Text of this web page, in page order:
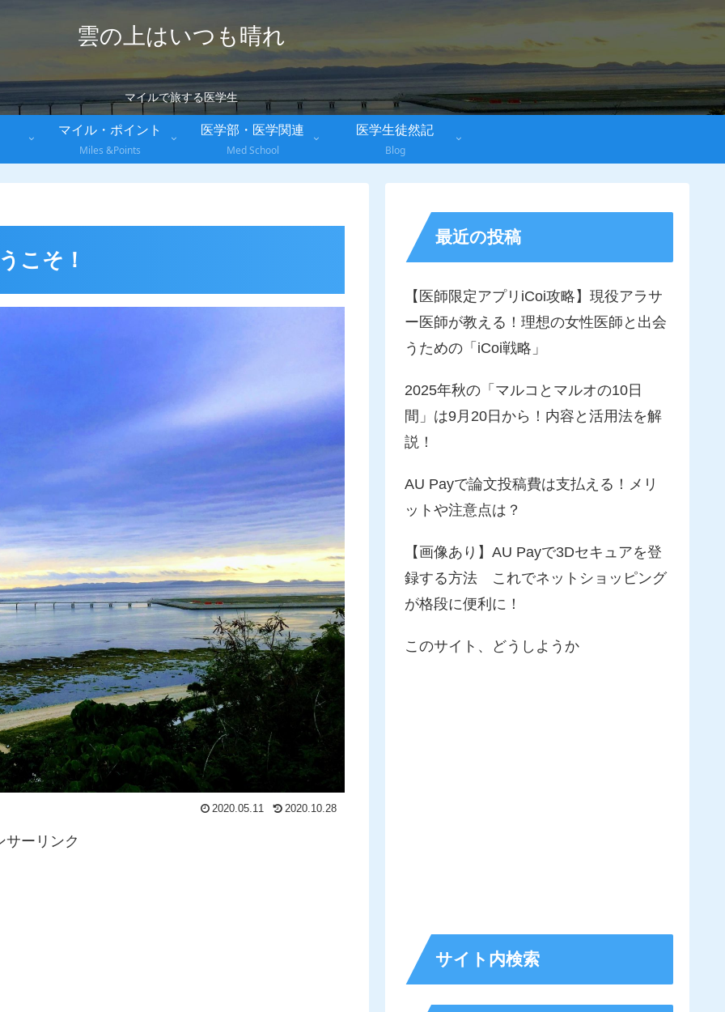
雲の上はいつも晴れ
マイルで旅する医学生
マイル・ポイント
Miles &Points
医学部・医学関連
Med School
医学生徒然記
Blog
こそ！
2020.05.11 2020.10.28
サーリンク
最近の投稿
【医師限定アプリiCoi攻略】現役アラサ
ー医師が教える！理想の女性医師と出会
うための「iCoi戦略」
2025年秋の「マルコとマルオの10日
間」は9月20日から！内容と活用法を解
説！
AU Payで論文投稿費は支払える！メリ
ットや注意点は？
【画像あり】AU Payで3Dセキュアを登
録する方法 これでネットショッピング
が格段に便利に！
このサイト、どうしようか
サイト内検索